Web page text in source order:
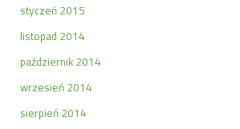
styczeń 2015
listopad 2014
październik 2014
wrzesień 2014
sierpień 2014